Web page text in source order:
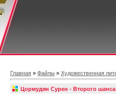
Главная » Файлы » Художественная
Цормудян Сурен - Второго